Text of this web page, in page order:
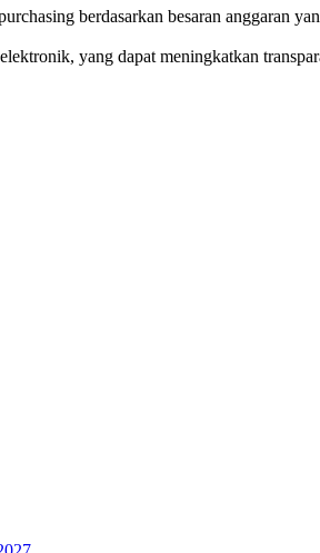
berdasarkan besaran anggaran
yang dapat meningkatkan